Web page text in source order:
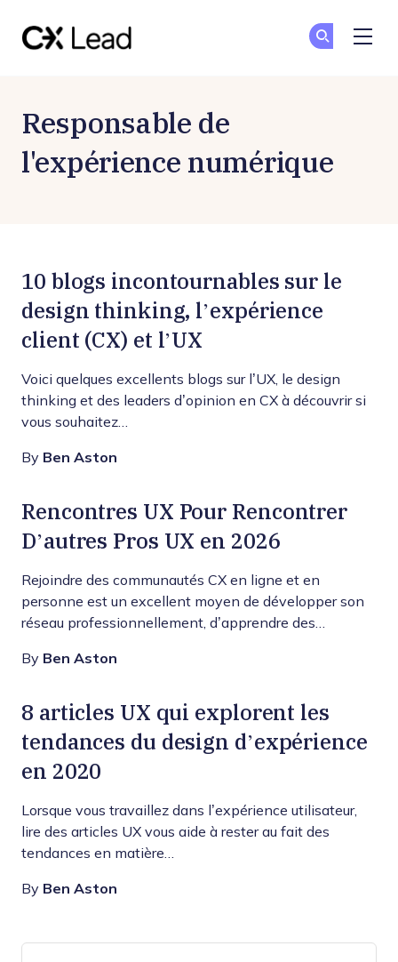
Responsable de
l'expérience numérique
10 blogs incontournables sur le
design thinking, l’expérience
client (CX) et l’UX
Voici quelques excellents blogs sur l’UX, le design
thinking et des leaders d’opinion en CX à découvrir si
vous souhaitez…
By Ben Aston
Rencontres UX Pour Rencontrer
D’autres Pros UX en 2026
Rejoindre des communautés CX en ligne et en
personne est un excellent moyen de développer son
réseau professionnellement, d’apprendre des…
By Ben Aston
8 articles UX qui explorent les
tendances du design d’expérience
en 2020
Lorsque vous travaillez dans l’expérience utilisateur,
lire des articles UX vous aide à rester au fait des
tendances en matière…
By Ben Aston